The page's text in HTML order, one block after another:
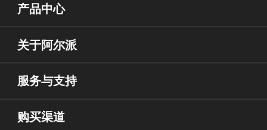
产品中心
关于阿尔派
服务与支持
购买渠道